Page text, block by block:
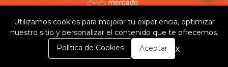
Pictus © 2026
Creado porBsale
0
Utilizamos cookies para mejorar tu experiencia, optimizar
nuestro sitio y personalizar el contenido que te ofrecemos.
Política de Cookies
Aceptar x